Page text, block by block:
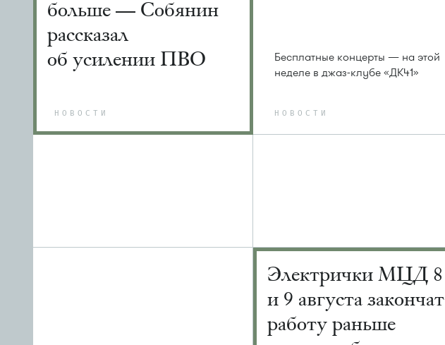
больше — Собянин
рассказал
об усилении ПВО
НОВОСТИ
Бесплатные концерты — на этой
неделе в джаз-клубе «ДК41»
НОВОСТИ
Электрички МЦД 8
и 9 августа закончат
работу раньше